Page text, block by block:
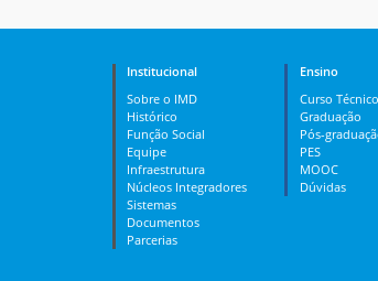
Institucional
Sobre o IMD
Histórico
Função Social
Equipe
Infraestrutura
Núcleos Integradores
Sistemas
Documentos
Parcerias
Ensino
Curso Técnico
Graduação
Pós-
PES
MOOC
Dúvidas